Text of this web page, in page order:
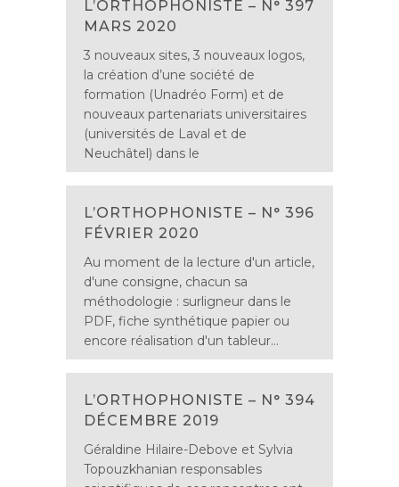
L’ORTHOPHONISTE – N° 397
MARS 2020
3 nouveaux sites, 3 nouveaux logos,
la création d’une société de
formation (Unadréo Form) et de
nouveaux partenariats universitaires
(universités de Laval et de
Neuchâtel) dans le
L’ORTHOPHONISTE – N° 396
FÉVRIER 2020
Au moment de la lecture d'un article,
d'une consigne, chacun sa
méthodologie : surligneur dans le
PDF, fiche synthétique papier ou
encore réalisation d'un tableur...
L’ORTHOPHONISTE – N° 394
DÉCEMBRE 2019
Géraldine Hilaire-Debove et Sylvia
Topouzkhanian responsables